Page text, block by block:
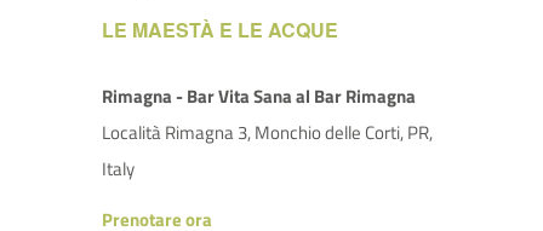
LE MAESTÀ E LE ACQUE
Rimagna - Bar Vita Sana al Bar Rimagna
Località Rimagna 3, Monchio delle Corti, PR,
Italy
Prenotare ora